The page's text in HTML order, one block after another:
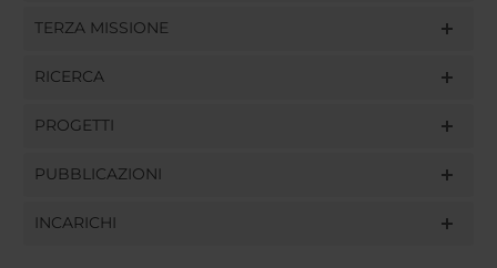
TERZA MISSIONE
RICERCA
PROGETTI
PUBBLICAZIONI
INCARICHI